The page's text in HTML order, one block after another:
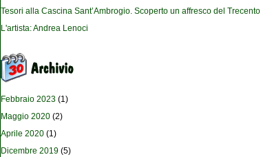
Tesori alla Cascina Sant’Ambrogio. Scoperto un affresco del Trecento
L'artista: Andrea Lenoci
Febbraio 2023 (1)
Maggio 2020 (2)
Aprile 2020 (1)
Dicembre 2019 (5)